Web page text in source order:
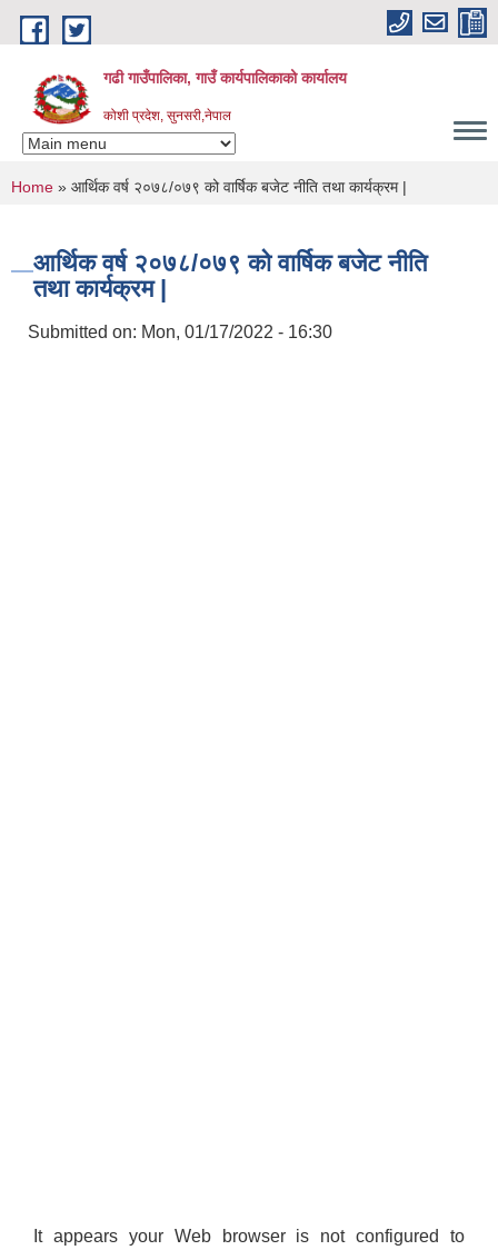
Skip to main content
गढी गाउँपालिका, गाउँ कार्यपालिकाको कार्यालय
कोशी प्रदेश, सुनसरी,नेपाल
You are here
Home » आर्थिक वर्ष २०७८/०७९ को वार्षिक बजेट नीति तथा कार्यक्रम |
आर्थिक वर्ष २०७८/०७९ को वार्षिक बजेट नीति
तथा कार्यक्रम |
Submitted on: Mon, 01/17/2022 - 16:30
It appears your Web browser is not configured to